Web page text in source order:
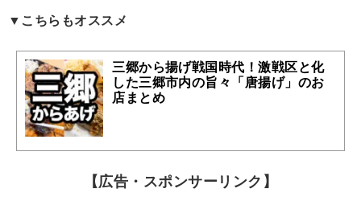
▼こちらもオススメ
三郷から揚げ戦国時代！激戦区と化
した三郷市内の旨々「唐揚げ」のお
店まとめ
【広告・スポンサーリンク】